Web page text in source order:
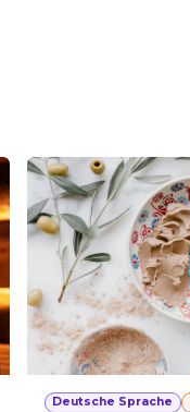
Deutsche Sprache